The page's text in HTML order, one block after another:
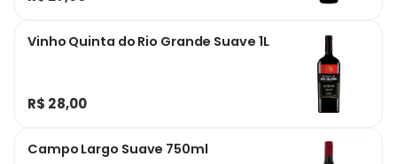
Vinho Quinta do Rio Grande Suave 1L
R$ 28,00
Campo Largo Suave 750ml